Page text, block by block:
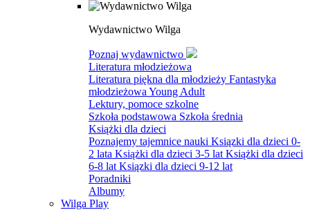
Wydawnictwo Wilga
Poznaj wydawnictwo
Literatura młodzieżowa
Literatura piękna dla młodzieży Fantastyka
młodzieżowa Young Adult
Lektury, pomoce szkolne
Szkoła podstawowa Szkoła średnia
Książki dla dzieci
Poznajemy tajemnice nauki Ksiązki dla dzieci 0-
2 lata Książki dla dzieci 3-5 lat Książki dla dzieci
6-8 lat Ksiązki dla dzieci 9-12 lat
Poradniki
Albumy
Wilga Play